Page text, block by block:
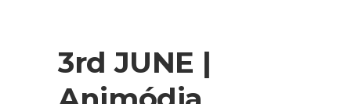
3rd JUNE |